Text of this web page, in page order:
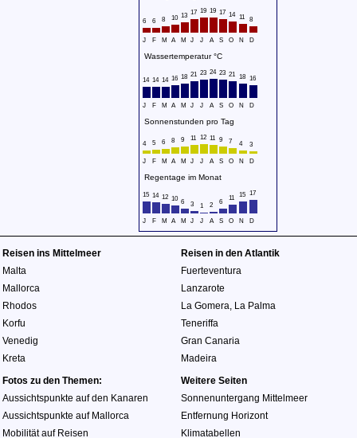
6 6 8 10 13 17 19 19 17 14 11 8
J F M A M J J A S O N D
Wassertemperatur °C
14 14 14 16 18 21 23 24 23 21 18 16
J F M A M J J A S O N D
Sonnenstunden pro Tag
4 5 6 8 9 11 12 11 9 7 4 3
J F M A M J J A S O N D
Regentage im Monat
15 14 12 10 6 3 1 2 6
11 15 17
J F M A M J J A S O N D
Reisen ins Mittelmeer
Malta
Mallorca
Rhodos
Korfu
Venedig
Kreta
Reisen in den Atlantik
Fuerteventura
Lanzarote
La Gomera, La Palma
Teneriffa
Gran Canaria
Madeira
Fotos zu den Themen:
Aussichtspunkte auf den Kanaren
Aussichtspunkte auf Mallorca
Mobilität auf Reisen
Weitere Seiten
Sonnenuntergang Mittelmeer
Entfernung Horizont
Klimatabellen